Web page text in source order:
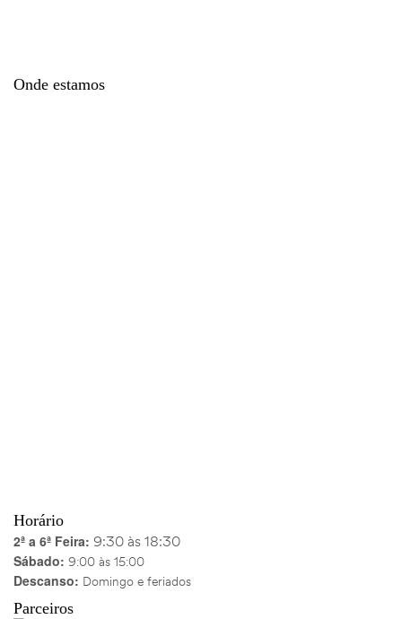
Onde estamos
Horário
2ª a 6ª Feira: 9:30 às 18:30
Sábado: 9:00 às 15:00
Descanso: Domingo e feriados
Parceiros